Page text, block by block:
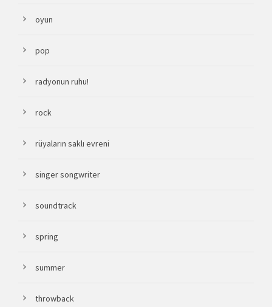
oyun
pop
radyonun ruhu!
rock
rüyaların saklı evreni
singer songwriter
soundtrack
spring
summer
throwback